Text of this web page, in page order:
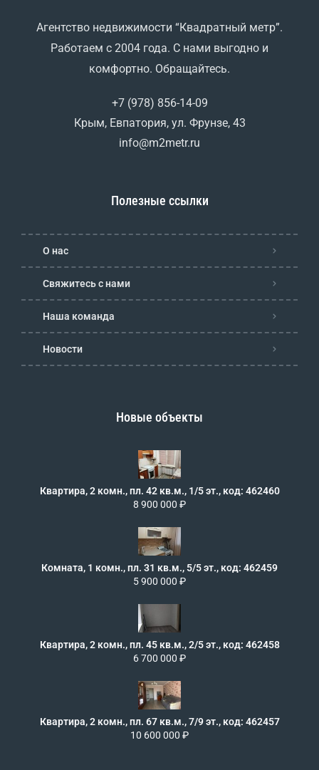
Агентство недвижимости “Квадратный метр”.
Работаем с 2004 года. С нами выгодно и
комфортно. Обращайтесь.
+7 (978) 856-14-09
Крым, Евпатория, ул. Фрунзе, 43
info@m2metr.ru
Полезные ссылки
О нас
Свяжитесь с нами
Наша команда
Новости
Новые объекты
Квартира, 2 комн., пл. 42 кв.м., 1/5 эт., код: 462460
8 900 000 ₽
Комната, 1 комн., пл. 31 кв.м., 5/5 эт., код: 462459
5 900 000 ₽
Квартира, 2 комн., пл. 45 кв.м., 2/5 эт., код: 462458
6 700 000 ₽
Квартира, 2 комн., пл. 67 кв.м., 7/9 эт., код: 462457
10 600 000 ₽